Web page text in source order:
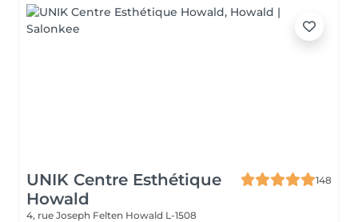
UNIK Centre Esthétique
Howald
148
4, rue Joseph Felten Howald L-1508